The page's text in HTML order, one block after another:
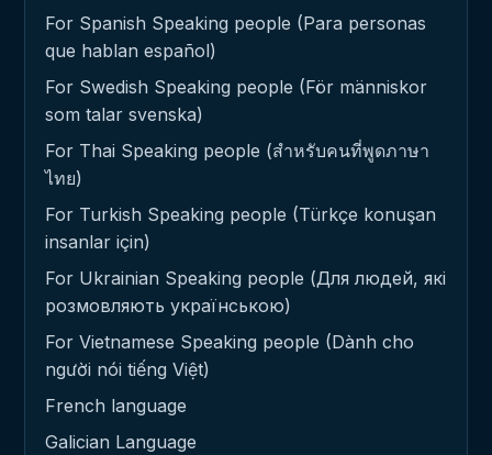
For Spanish Speaking people (Para personas
que hablan español)
For Swedish Speaking people (För människor
som talar svenska)
For Thai Speaking people (สำหรับคนที่พูดภาษา
ไทย)
For Turkish Speaking people (Türkçe konuşan
insanlar için)
For Ukrainian Speaking people (Для людей, які
розмовляють українською)
For Vietnamese Speaking people (Dành cho
người nói tiếng Việt)
French language
Galician Language